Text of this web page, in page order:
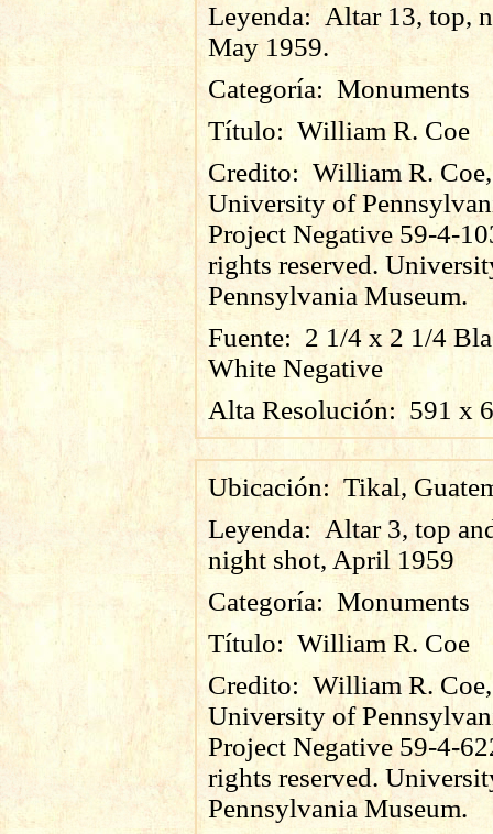
Leyenda:Altar 13, top,
May 1959.
Categoría: Monuments
Título: William R. Coe
Credito: William R. Coe,
University of
Project Negative 59-4-
rights reserved.
Pennsylvania Museum.
Fuente: 2 1/4 x 2 1/4
White Negative
Alta Resolución:591 x
Ubicación:Tikal,
Leyenda:Altar 3, top
night shot, April 1959
Categoría: Monuments
Título: William R. Coe
Credito: William R. Coe,
University of
Project Negative 59-4-
rights reserved.
Pennsylvania Museum.